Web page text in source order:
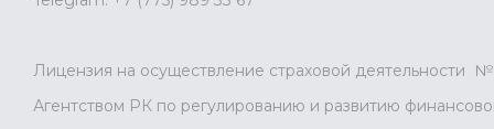
Лицензия на осуществление страховой деятельности №
Агентством РК по регулированию и развитию